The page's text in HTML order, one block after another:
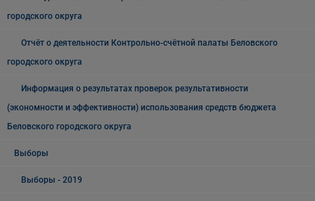
городского округа
Отчёт о деятельности Контрольно-счётной палаты Беловского
городского округа
Информация о результатах проверок результативности
(экономности и эффективности) использования средств бюджета
Беловского городского округа
Выборы
Выборы - 2019